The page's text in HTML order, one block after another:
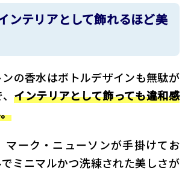
ンテリアとして飾れるほど美
の香水はボトルデザインも無駄が
、インテリアとして飾っても違和感
マーク・ニューソンが手掛けてお
でミニマルかつ洗練された美しさが